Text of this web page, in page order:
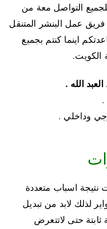
التواصل معة من
خلال الاتصال برقم 98080146‬ فريق عمل البنشر المتنقل
اينما كنتم بجميع
الله .
.
وداخلي .
نتيجة اسباب متعددة
لذلك لابد من تبديل
حتى لاتتعرض